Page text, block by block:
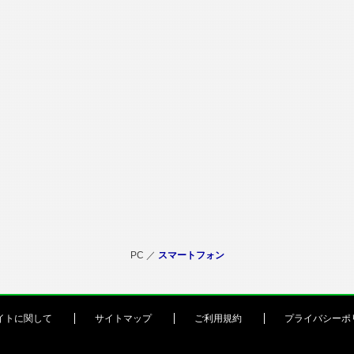
PC ／ スマートフォン
トに関して サイトマップ ご利用規約 プライバシーポ